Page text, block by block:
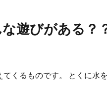
遊びがある？
くるものです。 とくに水